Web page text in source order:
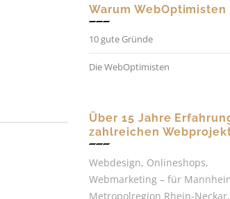
Warum WebOptimisten
10 gute Gründe
Die WebOptimisten
Über 15 Jahre
zahlreichen
Webdesign, Onlineshops,
Webmarketing – für
Metropolregion Rhein-Neckar.